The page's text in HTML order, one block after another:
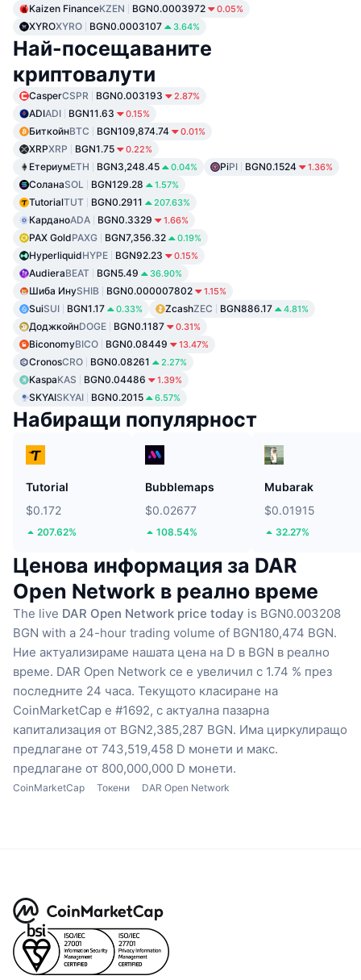
Kaizen FinanceKZEN BGN0.0003972 0.05%
XYROXYRO BGN0.0003107 3.64%
Най-посещаваните
криптовалути
CasperCSPR BGN0.003193 2.87%
ADIADI BGN11.63 0.15%
БиткойнBTC BGN109,874.74 0.01%
XRPXRP BGN1.75 0.22%
ЕтериумETH BGN3,248.45 0.04% PiPI BGN0.1524 1.36%
СоланаSOL BGN129.28 1.57%
TutorialTUT BGN0.2911 207.63%
КарданоADA BGN0.3329 1.66%
PAX GoldPAXG BGN7,356.32 0.19%
HyperliquidHYPE BGN92.23 0.15%
AudieraBEAT BGN5.49 36.90%
Шиба ИнуSHIB BGN0.000007802 1.15%
SuiSUI BGN1.17 0.33% ZcashZEC BGN886.17 4.81%
ДоджкойнDOGE BGN0.1187 0.31%
BiconomyBICO BGN0.08449 13.47%
CronosCRO BGN0.08261 2.27%
KaspaKAS BGN0.04486 1.39%
SKYAISKYAI BGN0.2015 6.57%
Набиращи популярност
Tutorial
$0.172
207.62%
Bubblemaps
$0.02677
108.54%
Mubarak
$0.01915
32.27%
Ценова информация за DAR
Open Network в реално време
The live DAR Open Network price today is BGN0.003208
BGN with a 24-hour trading volume of BGN180,474 BGN.
Ние актуализираме нашата цена на D в BGN в реално
време. DAR Open Network се е увеличил с 1.74 % през
последните 24 часа. Текущото класиране на
CoinMarketCap е #1692, с актуална пазарна
капитализация от BGN2,385,287 BGN. Има циркулиращо
предлагане от 743,519,458 D монети и макс.
предлагане от 800,000,000 D монети.
CoinMarketCap Токени DAR Open Network